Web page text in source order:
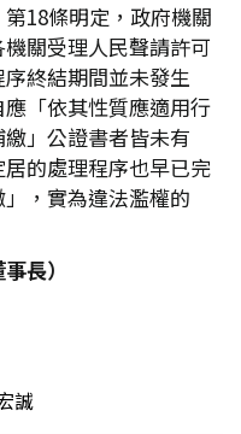
18條明定，政府機關
關受理人民聲請許可
終結期間並未發生
應「依其性質應適用行
」公證書者皆未有
居的處理程序也早已完
，實為違法濫權的
長）
誠